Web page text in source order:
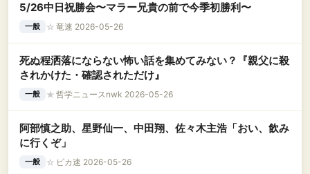
5/26中日祝勝会〜マラー兄貴の前で今季初勝利〜
一般 ☆ 竜速 2026-05-26
死ぬ程洒落にならない怖い話を集めてみない？『親父に殺
されかけた・確認されただけ』
一般 ★ 哲学ニュースnwk 2026-05-26
阿部慎之助、星野仙一、中田翔、佐々木主浩「おい、飲み
に行くぞ」
一般 ☆ ピカ速 2026-05-26